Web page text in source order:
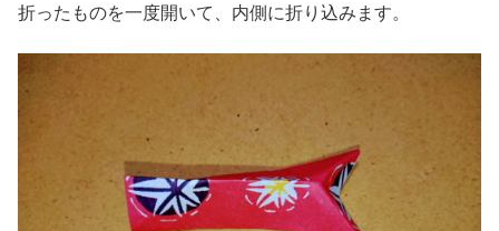
折ったものを一度開いて、内側に折り込みます。